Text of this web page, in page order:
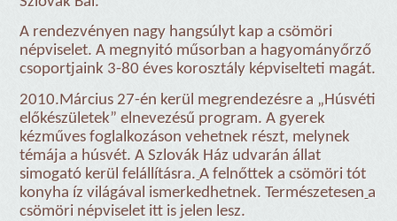
A rendezvényen nagy hangsúlyt kap a csömöri
népviselet. A megnyitó műsorban a hagyományőrző
csoportjaink 3-80 éves korosztály képviselteti magát.
2010.Március 27-én kerül megrendezésre a „Húsvéti
előkészületek” elnevezésű program. A gyerek
kézműves foglalkozáson vehetnek részt, melynek
témája a húsvét. A Szlovák Ház udvarán állat
simogató kerül felállításra. A felnőttek a csömöri tót
konyha íz világával ismerkedhetnek. Természetesen a
csömöri népviselet itt is jelen lesz.